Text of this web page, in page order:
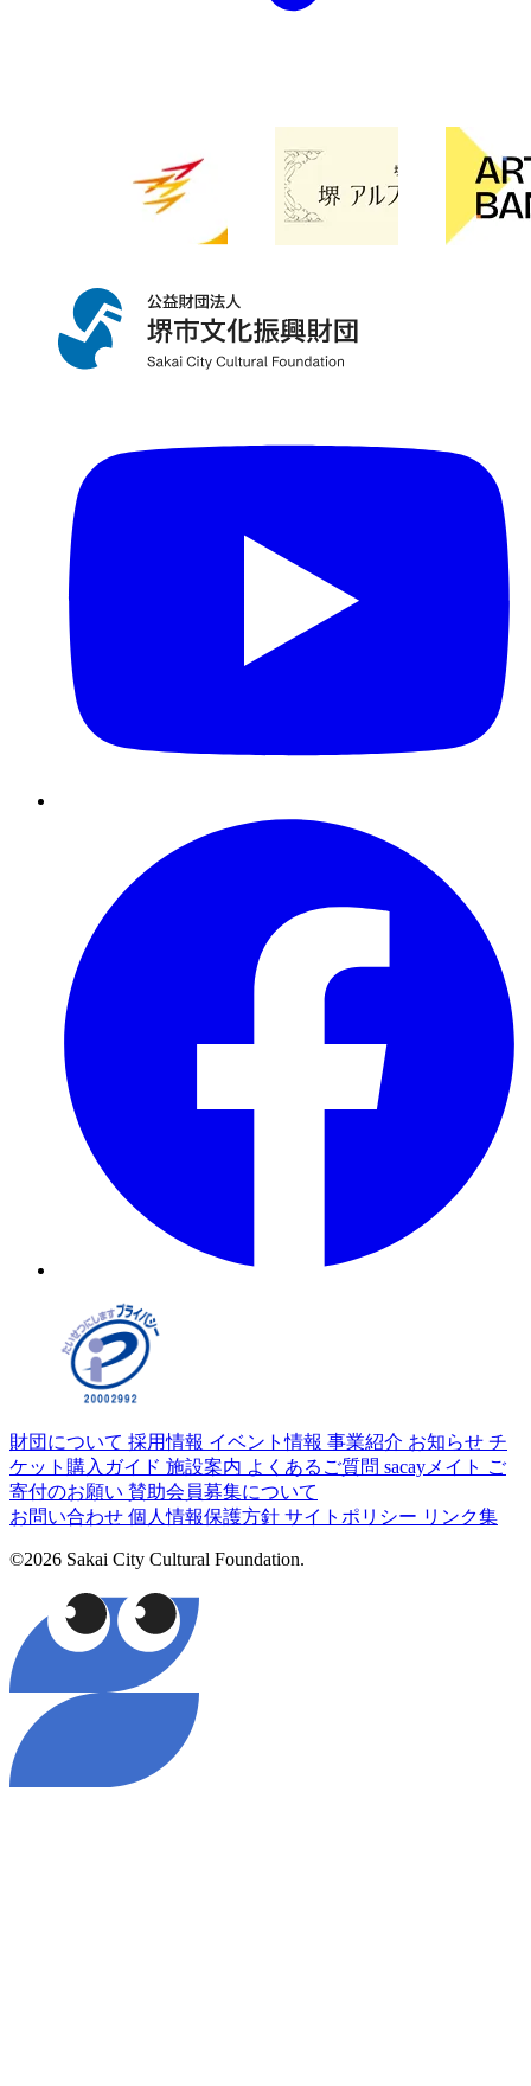
財団について 採用情報 イベント情報 事業紹介 お知らせ チ
ケット購入ガイド 施設案内 よくあるご質問 sacayメイト ご
寄付のお願い 賛助会員募集について
お問い合わせ 個人情報保護方針 サイトポリシー リンク集
©2026 Sakai City Cultural Foundation.